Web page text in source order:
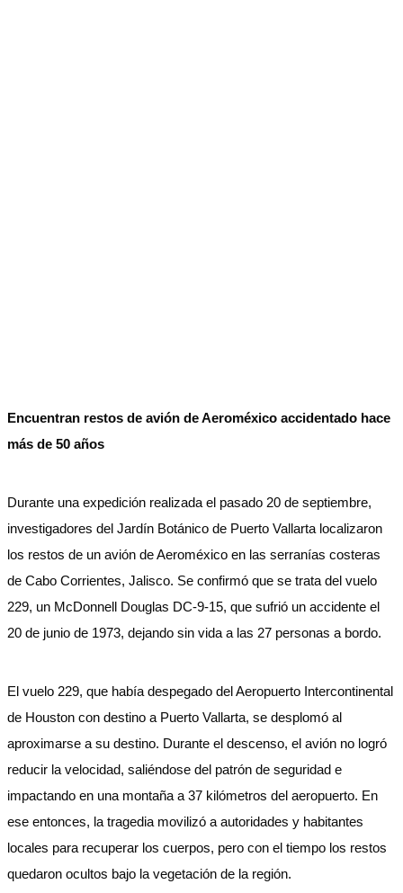
Encuentran restos de avión de Aeroméxico accidentado hace
más de 50 años
Durante una expedición realizada el pasado 20 de septiembre,
investigadores del Jardín Botánico de Puerto Vallarta localizaron
los restos de un avión de Aeroméxico en las serranías costeras
de Cabo Corrientes, Jalisco. Se confirmó que se trata del vuelo
229, un McDonnell Douglas DC-9-15, que sufrió un accidente el
20 de junio de 1973, dejando sin vida a las 27 personas a bordo.
El vuelo 229, que había despegado del Aeropuerto Intercontinental
de Houston con destino a Puerto Vallarta, se desplomó al
aproximarse a su destino. Durante el descenso, el avión no logró
reducir la velocidad, saliéndose del patrón de seguridad e
impactando en una montaña a 37 kilómetros del aeropuerto. En
ese entonces, la tragedia movilizó a autoridades y habitantes
locales para recuperar los cuerpos, pero con el tiempo los restos
quedaron ocultos bajo la vegetación de la región.